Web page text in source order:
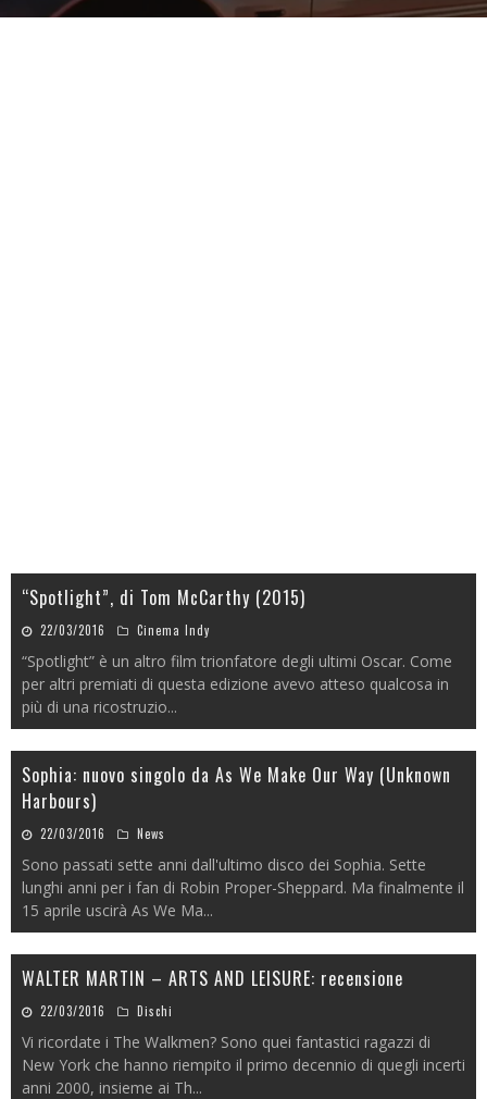
“Spotlight”, di Tom McCarthy (2015)
22/03/2016 Cinema Indy
“Spotlight” è un altro film trionfatore degli ultimi Oscar. Come
per altri premiati di questa edizione avevo atteso qualcosa in
più di una ricostruzio...
Sophia: nuovo singolo da As We Make Our Way (Unknown
Harbours)
22/03/2016 News
Sono passati sette anni dall'ultimo disco dei Sophia. Sette
lunghi anni per i fan di Robin Proper-Sheppard. Ma finalmente il
15 aprile uscirà As We Ma...
WALTER MARTIN – ARTS AND LEISURE: recensione
22/03/2016 Dischi
Vi ricordate i The Walkmen? Sono quei fantastici ragazzi di
New York che hanno riempito il primo decennio di quegli incerti
anni 2000, insieme ai Th...